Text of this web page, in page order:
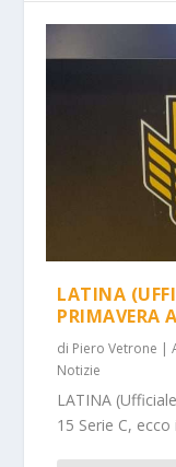
LATINA
PRIMAVERA
di Piero Vetrone |
Notizie
LATINA
15 Serie C,